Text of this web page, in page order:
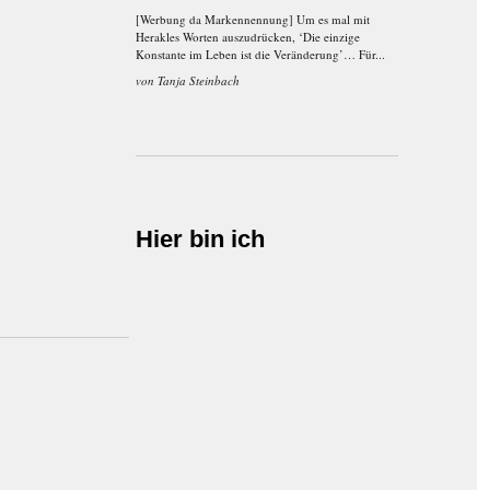
[Werbung da Markennennung] Um es mal mit
Herakles Worten auszudrücken, ‘Die einzige
Konstante im Leben ist die Veränderung’… Für...
von Tanja Steinbach
Hier bin ich